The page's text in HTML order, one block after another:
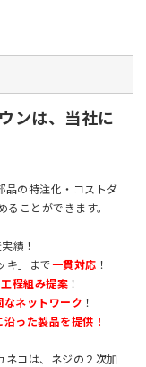
ンは、当社に
の特注化・コストダ
ことができます。
績！
」まで一貫対応 ！
程組み提案 ！
なネットワーク ！
った製品を提供！
コは、ネジの２次加